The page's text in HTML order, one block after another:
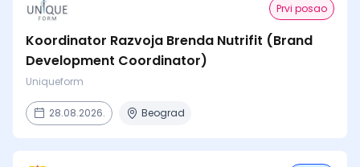
Prvi posao
Koordinator Razvoja Brenda Nutrifit (Brand
Development Coordinator)
Uniqueform
28.08.2026. Beograd